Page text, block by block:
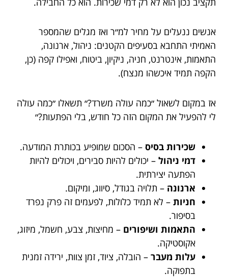
אנשים ננעלים על מחיר למ״ר ואז מגלים שהמספר
האמיתי התחבא בסעיפים הקטנים: ניהול, ארנונה,
התאמות, אינטרנט, חניה, ניקיון, ביטוח, ואפילו קפה (כן,
הקפה תמיד איכשהו מנצח).
אז במקום לשאול ״כמה עולה משרד?״ תשאלו ״כמה עולה
לי להפעיל את המקום הזה כל חודש, בלי הפתעות?״
שכירות בסיס – הסכום שמופיע בכותרת המודעה.
דמי ניהול – יכולים להיות סבירים, ויכולים להיות
הפתעה יצירתית.
ארנונה – תלויה בגודל, סיווג, ומיקום.
חניות – לא תמיד כלולות, לפעמים זה פרק נפרד
בסיפור.
התאמות ושיפורים – מחיצות, צבע, חשמל, מיזוג,
אקוסטיקה.
עלות מעבר – הובלה, ציוד, זמן צוות, ירידה זמנית
בתפוקה.